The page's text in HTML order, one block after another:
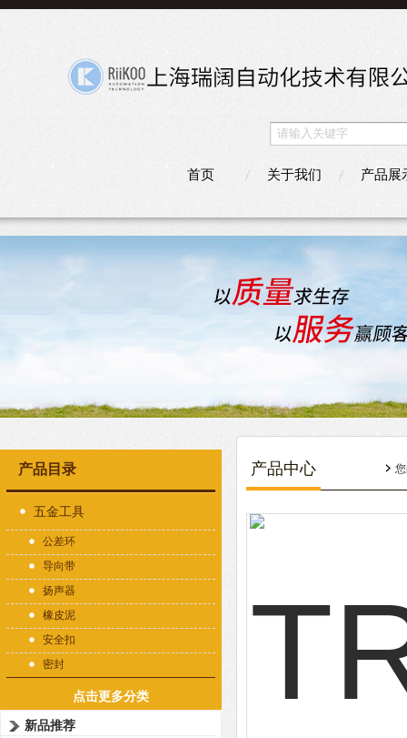
首页 关于我们 产品展
产品目录
五金工具
公差环
导向带
扬声器
橡皮泥
安全扣
密封
点击更多分类
新品推荐
产品中心